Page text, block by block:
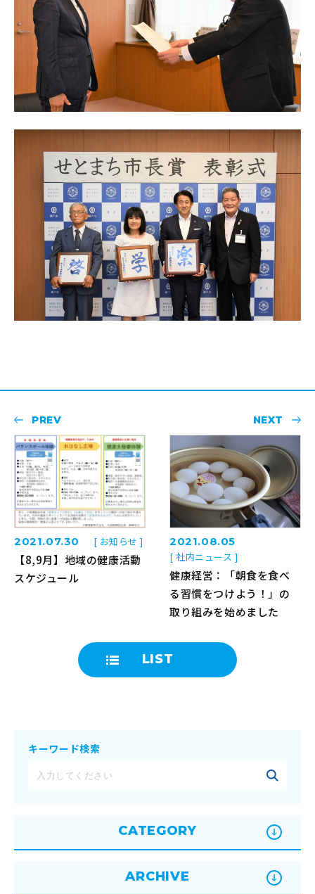
PREV
2021.07.30 [ お知らせ ]
【8,9月】地域の健康活動
スケジュール
LIST
NEXT
2021.08.05
[ 社内ニュース ]
健康経営：「朝食を食べ
る習慣をつけよう！」の
取り組みを始めました
キーワード検索
CATEGORY
ARCHIVE